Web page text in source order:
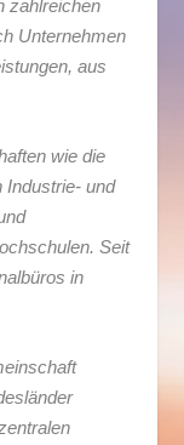
zahlreichen
Unternehmen
aus
wie die
Industrie- und
Seit
in